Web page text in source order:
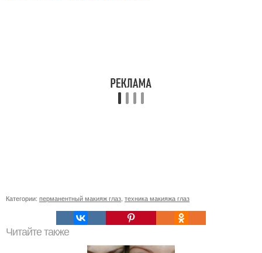
Категории: перманентный макияж глаз техника макияжа глаз
Читайте также